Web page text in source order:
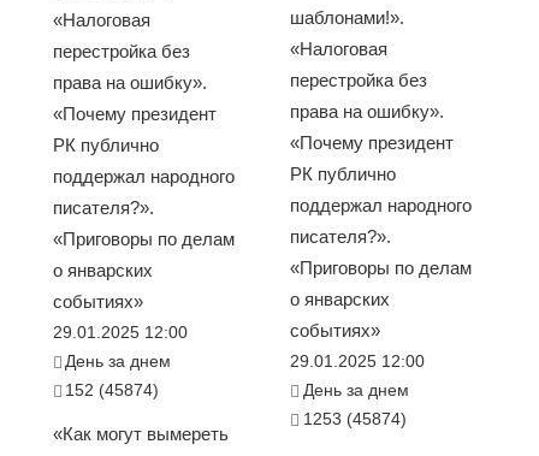
«Налоговая
перестройка без
права на ошибку».
«Почему президент
РК публично
поддержал народного
писателя?».
«Приговоры по делам
о январских
событиях»
29.01.2025 12:00
День за днем
152 (45874)
«Как могут вымереть
шаблонами!».
«Налоговая
перестройка без
права на ошибку».
«Почему президент
РК публично
поддержал народного
писателя?».
«Приговоры по делам
о январских
событиях»
29.01.2025 12:00
День за днем
1253 (45874)